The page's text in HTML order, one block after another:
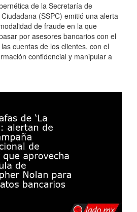
de la Secretaría de
(SSPC) emitió una alerta
de fraude en la que
por asesores bancarios con el
cuentas de los clientes, con el
confidencial y manipular a